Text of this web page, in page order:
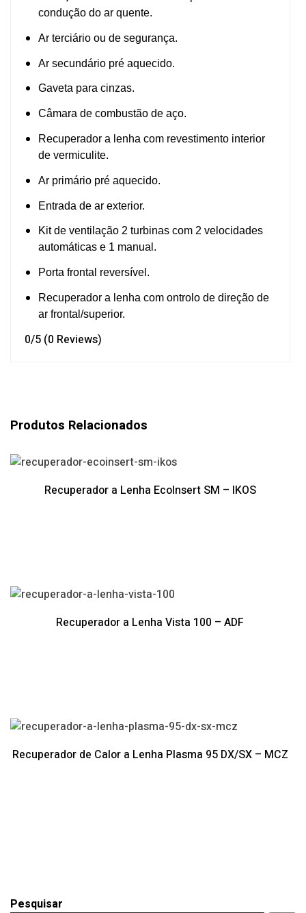
condução do ar quente.
Ar terciário ou de segurança.
Ar secundário pré aquecido.
Gaveta para cinzas.
Câmara de combustão de aço.
Recuperador a lenha com revestimento interior
de vermiculite.
Ar primário pré aquecido.
Entrada de ar exterior.
Kit de ventilação 2 turbinas com 2 velocidades
automáticas e 1 manual.
Porta frontal reversível.
Recuperador a lenha com ontrolo de direção de
ar frontal/superior.
0/5 (0 Reviews)
Produtos Relacionados
Recuperador a Lenha EcoInsert SM – IKOS
Recuperador a Lenha Vista 100 – ADF
Recuperador de Calor a Lenha Plasma 95 DX/SX – MCZ
Pesquisar